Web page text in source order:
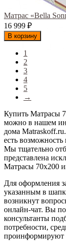
Матрас «Bella
16 999 ₽
В корзину
1
2
3
4
5
→
Купить Матрасы
можно в нашем
дома
есть
Мы тщательно
представлена
Матрасы 70x200
Для оформления
указанным в
возникнут
онлайн-чат. Вы
консультанты
потребности,
проинформируют